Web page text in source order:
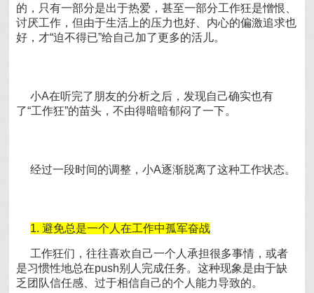
的，只有一部分是出于热爱，甚至一部分工作狂是憎恨、
讨厌工作，但由于生活上的压力也好、内心的偏激追求也
好，才“迫不得已”给自己加了更多的活儿。
小A在听完了朋友的分析之后，发现自己确实也有
了“工作狂”的苗头，不由得暗暗郁闷了一下。
经过一段时间的调整，小A逐渐脱离了这种工作状态。
1. 避免总是一个人在工作中孤军奋战
工作狂们，往往喜欢自己一个人承担很多事情，或者
是习惯性地总在push别人完成任务。这种现象是由于缺
乏团队信任感、过于相信自己的个人能力导致的。